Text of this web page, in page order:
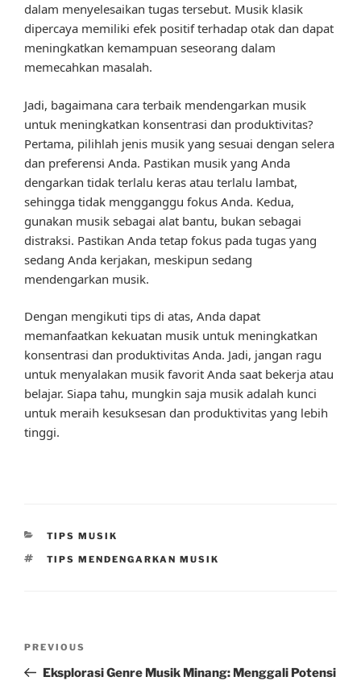
dalam menyelesaikan tugas tersebut. Musik klasik
dipercaya memiliki efek positif terhadap otak dan dapat
meningkatkan kemampuan seseorang dalam
memecahkan masalah.
Jadi, bagaimana cara terbaik mendengarkan musik
untuk meningkatkan konsentrasi dan produktivitas?
Pertama, pilihlah jenis musik yang sesuai dengan selera
dan preferensi Anda. Pastikan musik yang Anda
dengarkan tidak terlalu keras atau terlalu lambat,
sehingga tidak mengganggu fokus Anda. Kedua,
gunakan musik sebagai alat bantu, bukan sebagai
distraksi. Pastikan Anda tetap fokus pada tugas yang
sedang Anda kerjakan, meskipun sedang
mendengarkan musik.
Dengan mengikuti tips di atas, Anda dapat
memanfaatkan kekuatan musik untuk meningkatkan
konsentrasi dan produktivitas Anda. Jadi, jangan ragu
untuk menyalakan musik favorit Anda saat bekerja atau
belajar. Siapa tahu, mungkin saja musik adalah kunci
untuk meraih kesuksesan dan produktivitas yang lebih
tinggi.
CATEGORIES
TIPS MUSIK
TAGS
TIPS MENDENGARKAN MUSIK
Previous
Post
PREVIOUS
Eksplorasi Genre Musik Minang: Menggali Potensi